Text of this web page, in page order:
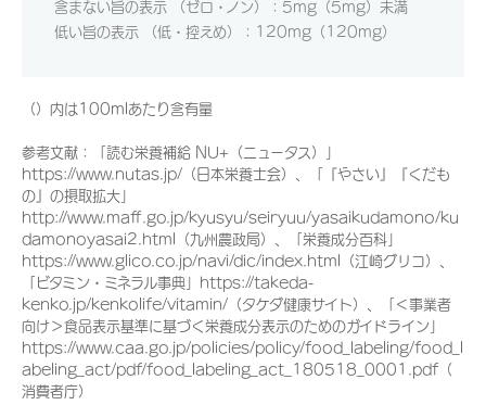
含まない旨の表示 （ゼロ・ノン）：5mg（5mg）未満
低い旨の表示 （低・控えめ）：120mg（120mg）
（）内は100mlあたり含有量
参考文献：「読む栄養補給 NU+（ニュータス）」
https://www.nutas.jp/（日本栄養士会）、「『やさい』『くだも
の』の摂取拡大」
http://www.maff.go.jp/kyusyu/seiryuu/yasaikudamono/ku
damonoyasai2.html（九州農政局）、「栄養成分百科」
https://www.glico.co.jp/navi/dic/index.html（江崎グリコ）、
「ビタミン・ミネラル事典」https://takeda-
kenko.jp/kenkolife/vitamin/（タケダ健康サイト）、「＜事業者
向け＞食品表示基準に基づく栄養成分表示のためのガイドライン」
https://www.caa.go.jp/policies/policy/food_labeling/food_l
abeling_act/pdf/food_labeling_act_180518_0001.pdf（
消費者庁）